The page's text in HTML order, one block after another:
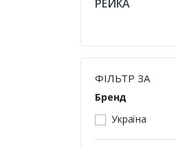
РЕЙКА
ФІЛЬТР ЗА
Бренд
Україна